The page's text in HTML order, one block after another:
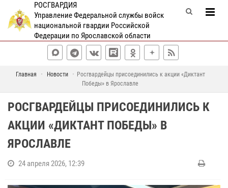
РОСГВАРДИЯ
Управление Федеральной службы войск
национальной гвардии Российской
Федерации по Ярославской области
Главная Новости
Росгвардейцы присоединились к акции «Диктант
Победы» в Ярославле
РОСГВАРДЕЙЦЫ ПРИСОЕДИНИЛИСЬ К
АКЦИИ «ДИКТАНТ ПОБЕДЫ» В
ЯРОСЛАВЛЕ
24 апреля 2026, 12:39